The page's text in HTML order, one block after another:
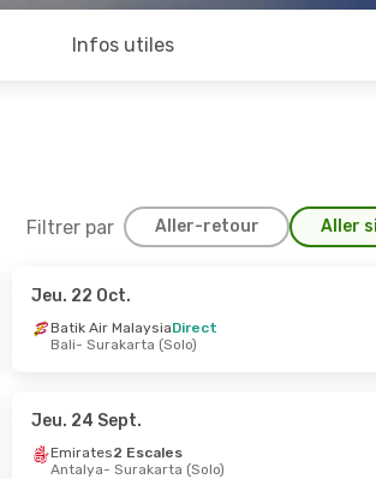
Infos utiles
Filtrer par Aller-retour Aller
Jeu. 22 Oct.
Batik Air MalaysiaDirect
Bali- Surakarta (Solo)
Jeu. 24 Sept.
Emirates2 Escales
Antalya- Surakarta (Solo)